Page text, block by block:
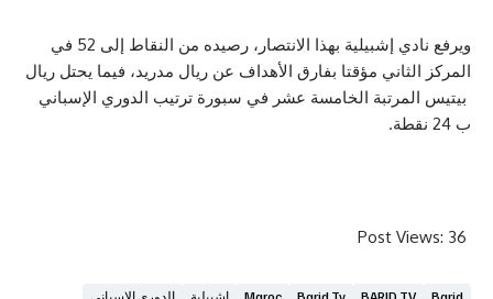
ويرفع نادي إشبيلية بهذا الانتصار، رصيده من النقاط إلى 52 في
مؤقتا بفارق الأهداف عن ريال مدريد، فيما يحتل ريال
الخامسة عشر في سبورة ترتيب الدوري الإسباني
Post